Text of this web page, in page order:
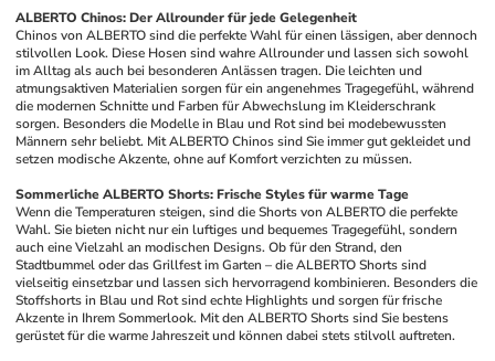
ALBERTO Chinos: Der Allrounder für jede Gelegenheit
Chinos von ALBERTO sind die perfekte Wahl für einen lässigen, aber dennoch
stilvollen Look. Diese Hosen sind wahre Allrounder und lassen sich sowohl
im Alltag als auch bei besonderen Anlässen tragen. Die leichten und
atmungsaktiven Materialien sorgen für ein angenehmes Tragegefühl, während
die modernen Schnitte und Farben für Abwechslung im Kleiderschrank
sorgen. Besonders die Modelle in Blau und Rot sind bei modebewussten
Männern sehr beliebt. Mit ALBERTO Chinos sind Sie immer gut gekleidet und
setzen modische Akzente, ohne auf Komfort verzichten zu müssen.
Sommerliche ALBERTO Shorts: Frische Styles für warme Tage
Wenn die Temperaturen steigen, sind die Shorts von ALBERTO die perfekte
Wahl. Sie bieten nicht nur ein luftiges und bequemes Tragegefühl, sondern
auch eine Vielzahl an modischen Designs. Ob für den Strand, den
Stadtbummel oder das Grillfest im Garten – die ALBERTO Shorts sind
vielseitig einsetzbar und lassen sich hervorragend kombinieren. Besonders die
Stoffshorts in Blau und Rot sind echte Highlights und sorgen für frische
Akzente in Ihrem Sommerlook. Mit den ALBERTO Shorts sind Sie bestens
gerüstet für die warme Jahreszeit und können dabei stets stilvoll auftreten.